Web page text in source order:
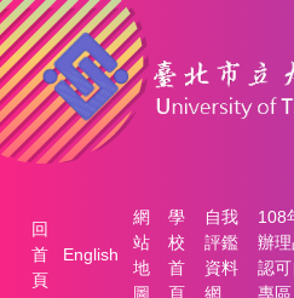
跳
到
主
要
內
容
回
首
頁
English
網
站
地
圖
學
校
首
頁
自我
評鑑
資料
網
108
辦
認
專區